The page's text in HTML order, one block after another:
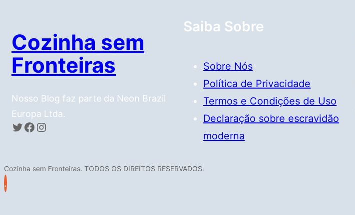
Cozinha sem
Fronteiras
Nosso Blog faz parte da Neon Brazil
Europa Ltda.
Twitter Facebook Instagram
Saiba Sobre
Sobre Nós
Política de Privacidade
Termos e Condições de Uso
Declaração sobre escravidão
moderna
Cozinha sem Fronteiras. TODOS OS DIREITOS RESERVADOS.
.